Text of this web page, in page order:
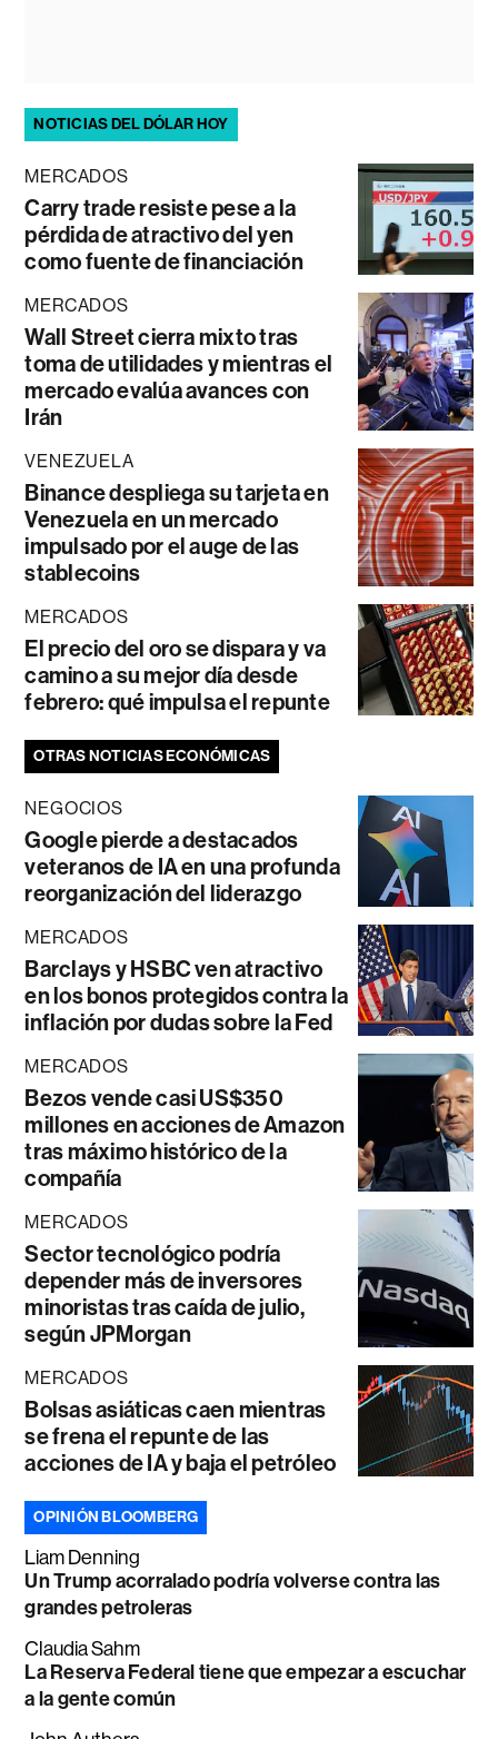
NOTICIAS DEL DÓLAR HOY
MERCADOS
Carry trade resiste pese a la
pérdida de atractivo del yen
como fuente de financiación
MERCADOS
Wall Street cierra mixto tras
toma de utilidades y mientras el
mercado evalúa avances con
Irán
VENEZUELA
Binance despliega su tarjeta en
Venezuela en un mercado
impulsado por el auge de las
stablecoins
MERCADOS
El precio del oro se dispara y va
camino a su mejor día desde
febrero: qué impulsa el repunte
OTRAS NOTICIAS ECONÓMICAS
NEGOCIOS
Google pierde a destacados
veteranos de IA en una profunda
reorganización del liderazgo
MERCADOS
Barclays y HSBC ven atractivo
en los bonos protegidos contra la
inflación por dudas sobre la Fed
MERCADOS
Bezos vende casi US$350
millones en acciones de Amazon
tras máximo histórico de la
compañía
MERCADOS
Sector tecnológico podría
depender más de inversores
minoristas tras caída de julio,
según JPMorgan
MERCADOS
Bolsas asiáticas caen mientras
se frena el repunte de las
acciones de IA y baja el petróleo
OPINIÓN BLOOMBERG
Liam Denning
Un Trump acorralado podría volverse contra las
grandes petroleras
Claudia Sahm
La Reserva Federal tiene que empezar a escuchar
a la gente común